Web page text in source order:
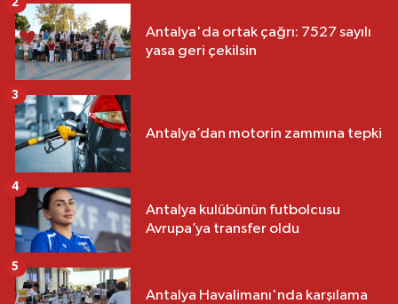
Antalya'da ortak çağrı: 7527 sayılı
yasa geri çekilsin
2
Antalya’dan motorin zammına tepki
3
Antalya kulübünün futbolcusu
Avrupa’ya transfer oldu
4
Antalya Havalimanı'nda karşılama
5